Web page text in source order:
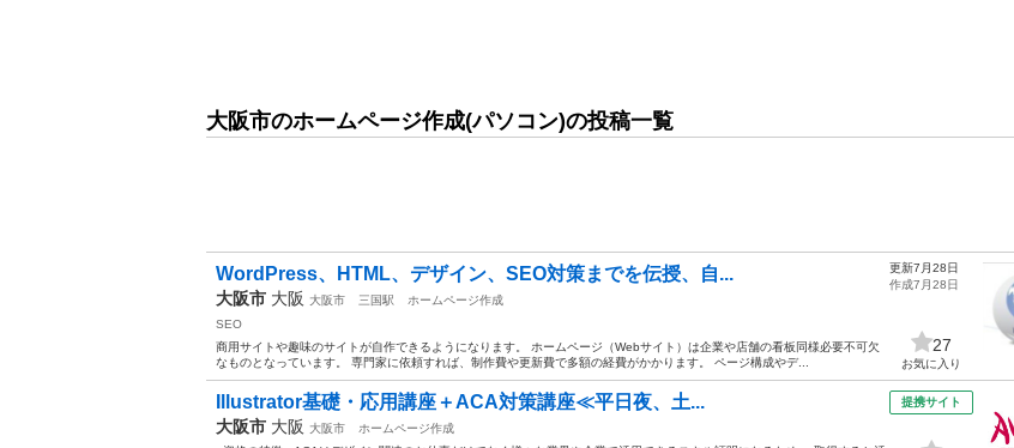
大阪市のホームページ作成(パソコン)の投稿一覧
WordPress、HTML、デザイン、SEO対策までを伝授、自...
大阪市 大阪 大阪市 三国駅
ホームページ作成
SEO
商用サイトや趣味のサイトが自作できるようになります。 ホームページ（Webサイト）は企業や店舗の看板同様必要不可欠
なものとなっています。 専門家に依頼すれば、制作費や更新費で多額の経費がかかります。 ページ構成やデ...
更新7月28日
作成7月28日
27
お気に入り
Illustrator基礎・応用講座＋ACA対策講座≪平日夜、土...
大阪市 大阪 大阪市
ホームページ作成
提携サイト